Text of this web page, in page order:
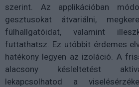
szerint. Az applikációban
gesztusokat átvariálni,
fülhallgatóidat, valamint
futtathatsz. Ez utóbbit érdemes
hatékony legyen az izoláció. A
alacsony késleltetést
lekapcsolhatod a